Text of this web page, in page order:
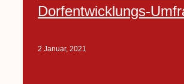
Dorfentwicklungs-
2 Januar, 2021